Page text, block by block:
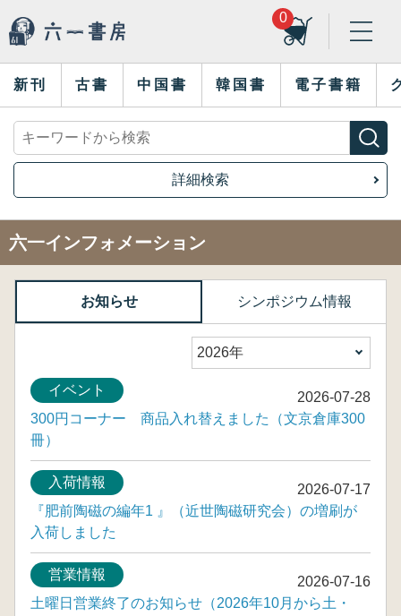
0
新刊 古書 中国書 韓国書 電子書籍
詳細検索
六一インフォメーション
お知らせ シンポジウム情報
2026-07-28
イベント
300円コーナー 商品入れ替えました（文京倉庫300
冊）
2026-07-17
入荷情報
『肥前陶磁の編年1 』（近世陶磁研究会）の増刷が
入荷しました
2026-07-16
営業情報
土曜日営業終了のお知らせ（2026年10月から土・